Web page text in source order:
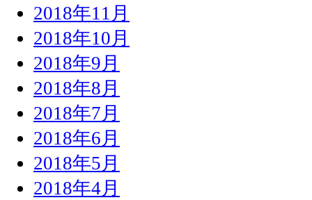
2018年11月
2018年10月
2018年9月
2018年8月
2018年7月
2018年6月
2018年5月
2018年4月